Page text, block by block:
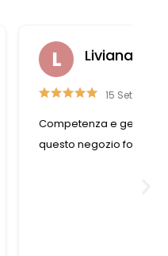
caratterizzano
nel suo genere.